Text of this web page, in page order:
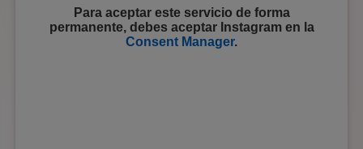
Para aceptar este servicio de forma
permanente, debes aceptar Instagramen la
Consent Manager.